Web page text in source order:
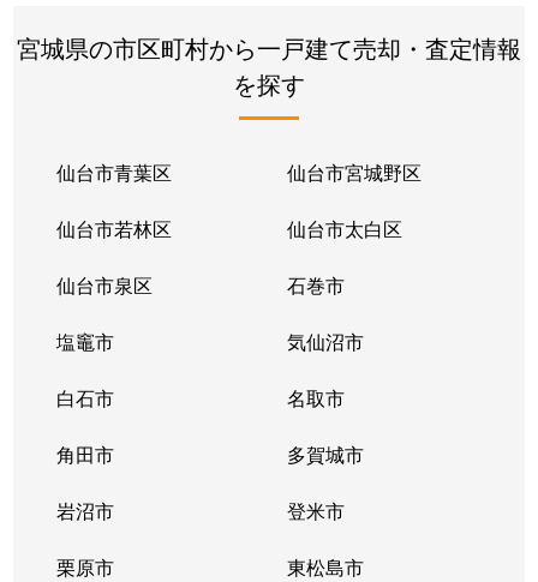
宮城県の市区町村から一戸建て売却・査定情報
を探す
仙台市青葉区 仙台市宮城野区
仙台市若林区 仙台市太白区
仙台市泉区 石巻市
塩竈市 気仙沼市
白石市 名取市
角田市 多賀城市
岩沼市 登米市
栗原市 東松島市